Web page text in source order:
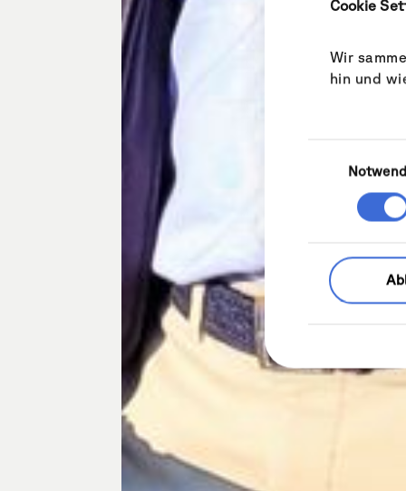
Cookie
Wir
hin und